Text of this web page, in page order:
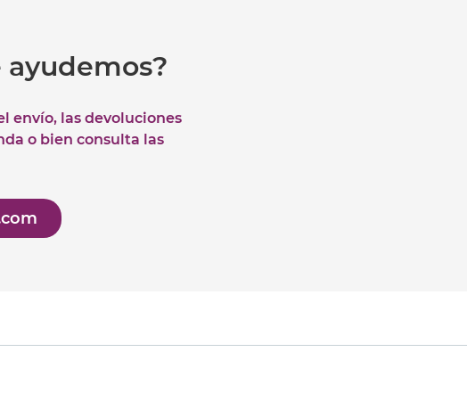
ayudemos?
envío, las devoluciones
o bien consulta las